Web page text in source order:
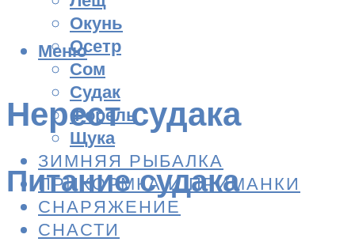
Окунь
Осетр
Сом
Судак
Форель
Щука
ЗИМНЯЯ РЫБАЛКА
ПРИКОРМКА И ПРИМАНКИ
СНАРЯЖЕНИЕ
СНАСТИ
Меню
Нерест судака
Питание судака